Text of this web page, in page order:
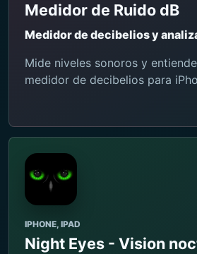
Medidor de Ruido dB
Medidor de decibelios y
Mide niveles sonoros y
medidor de decibelios para
IPHONE, IPAD
Night Eyes - Vision